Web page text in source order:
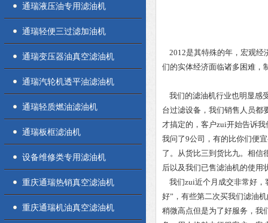
通瑞液压油专用滤油机
通瑞轻便三过滤加油机
通瑞变压器油真空滤油机
通瑞汽轮机透平油滤油机
通瑞轻质燃油滤油机
通瑞板框滤油机
设备维修类专用滤油机
重庆通瑞热销真空滤油机
重庆通瑞机油真空滤油机
2012是其特殊的年，宏观经
们的实体经济面临诸多困难
我们的滤油机行业也明显感
台过滤设备，我们销售人员都
才搞定的，客户zui开始告诉
我问了9公司，有的比你们便
了。 从货比三到货比九。相信
后以及我们已售滤油机的使用
我们zui近个月成交非常好，
好”，有些第二次买我们滤油
稍微高点但是为了好服务，我